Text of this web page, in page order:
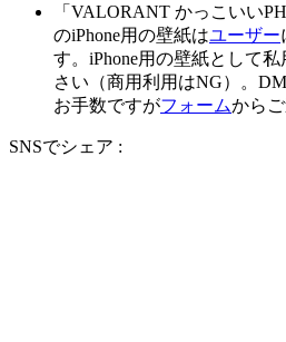
「VALORANT かっこいい
のiPhone用の壁紙はユーザー
す。iPhone用の壁紙として
さい（商用利用はNG）。
お手数ですがフォームからご
SNSでシェア :